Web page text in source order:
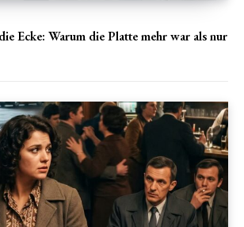
Ecke: Warum die Platte mehr war als nur